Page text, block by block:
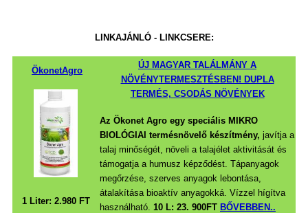
LINKAJÁNLÓ - LINKCSERE:
ÖkonetAgro
1 Liter: 2.980 FT
ÚJ MAGYAR TALÁLMÁNY A
NÖVÉNYTERMESZTÉSBEN! DUPLA
TERMÉS, CSODÁS NÖVÉNYEK
Az Ökonet Agro egy speciális MIKRO
BIOLÓGIAI termésnövelő készítmény, javítja a
talaj minőségét, növeli a talajélet aktivitását és
támogatja a humusz képződést. Tápanyagok
megőrzése, szerves anyagok lebontása,
átalakítása bioaktív anyagokká. Vízzel hígítva
használható. 10 L: 23. 900FT BŐVEBBEN..